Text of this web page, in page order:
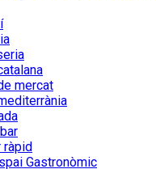
mercat
ràpid
Gastronòmic